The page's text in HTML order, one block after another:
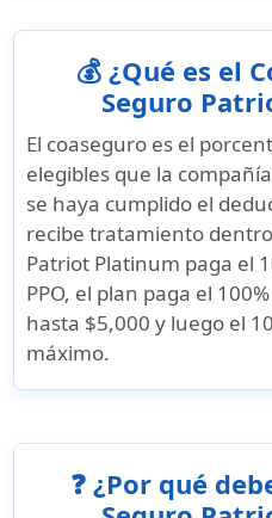
💰 ¿Qué es el
Seguro
El coaseguro es el
elegibles que la
se haya cumplido el
recibe tratamiento
Patriot Platinum paga el
PPO, el plan paga el
hasta $5,000 y luego el
máximo.
❓ ¿Por qué